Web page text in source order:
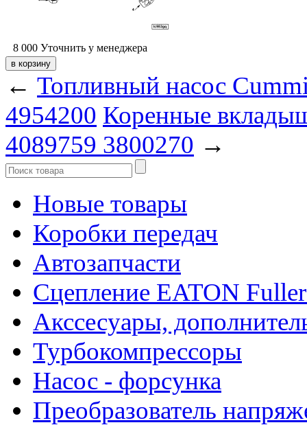
8 000 Уточнить у менеджера
← Топливный насос
4954200 Коренные
4089759 3800270 →
Новые товары
Коробки передач
Автозапчасти
Сцепление EATON
Акссесуары,
Турбокомпрессоры
Насос - форсунка
Преобразователь